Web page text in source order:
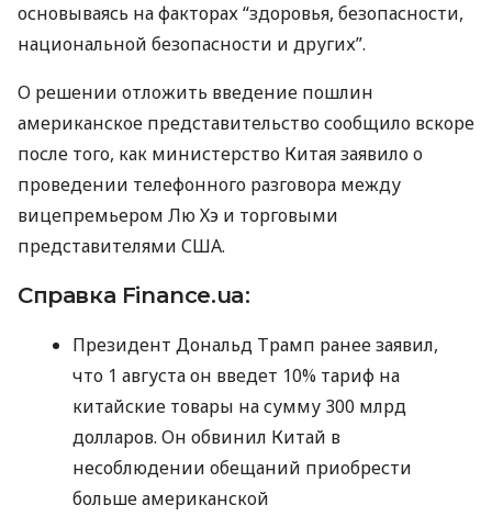
основываясь на факторах “здоровья, безопасности,
национальной безопасности и других”.
О решении отложить введение пошлин
американское представительство сообщило вскоре
после того, как министерство Китая заявило о
проведении телефонного разговора между
вицепремьером Лю Хэ и торговыми
представителями США.
Справка Finance.ua:
Президент Дональд Трамп ранее заявил,
что 1 августа он введет 10% тариф на
китайские товары на сумму 300 млрд
долларов. Он обвинил Китай в
несоблюдении обещаний приобрести
больше американской